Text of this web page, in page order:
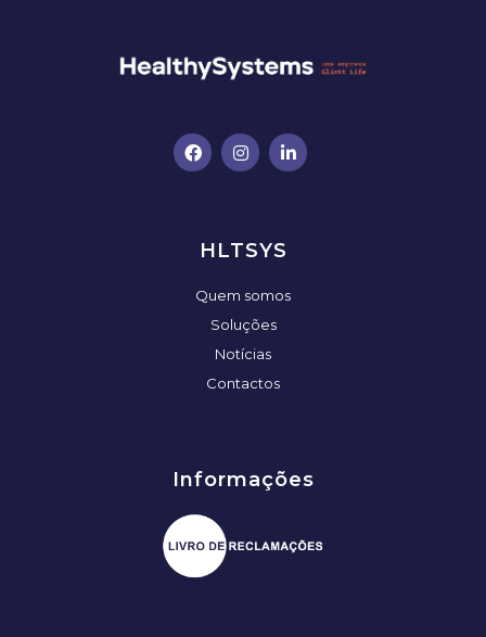
HLTSYS
Quem somos
Soluções
Notícias
Contactos
Informações